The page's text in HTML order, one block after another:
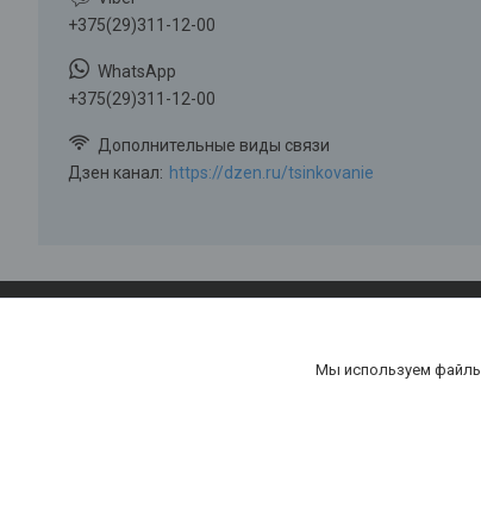
+375(29)311-12-00
+375(29)311-12-00
Дзен канал https://dzen.ru/tsinkovanie
Мы используем файлы